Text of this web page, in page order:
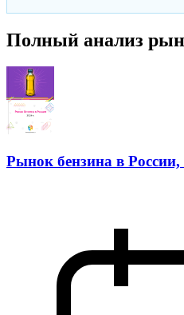
Полный анализ
Рынок бензина в России,